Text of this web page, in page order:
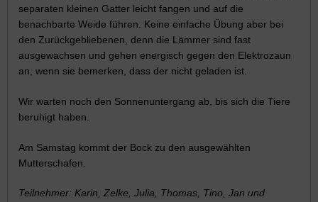
separaten kleinen Gatter leicht fangen und auf die
benachbarte Weide führen. Keine einfache Übung aber bei
den Zurückgebliebenen, denn die Lämmer sind fast
ausgewachsen und gehen energisch gegen den Elektrozaun
an, wenn sie bemerken, dass der nicht geladen ist.
Wir warten noch den Sonnenuntergang ab, bis sich die Tiere
beruhigt haben.
Am Samstag kommt der Bock zu den ausgewählten
Mutterschafen.
Teilnehmer: Karin, Zelke, Julia, Thomas, Tino, Jan und